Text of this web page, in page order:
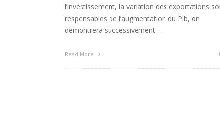
l’investissement, la variation des exportations
responsables de l’augmentation du Pib, on
démontrera successivement …
Read More